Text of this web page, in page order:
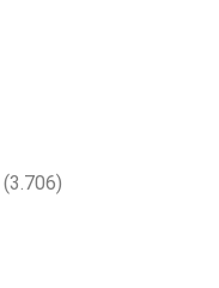
(3.706)